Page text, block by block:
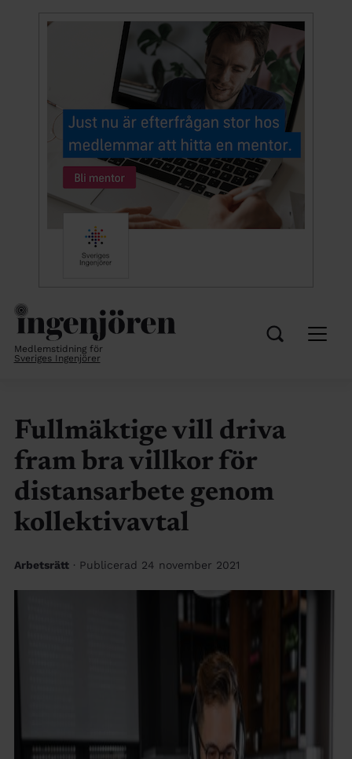
Medlemstidning för
Sveriges Ingenjörer
Fullmäktige vill driva
fram bra villkor för
distansarbete genom
kollektivavtal
Arbetsrätt · Publicerad 24 november 2021